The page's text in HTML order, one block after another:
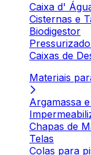
Caixa d'
Cisternas e
Biodigestor
Caixas de
Materiais
Argamassa
Chapas de
Telas
Colas para